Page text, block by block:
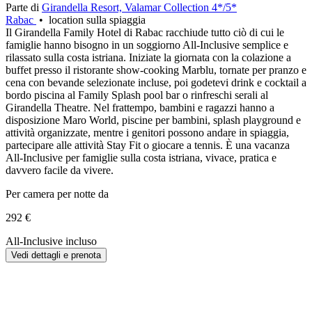
Parte di Girandella Resort, Valamar Collection 4*/5*
Rabac • location sulla spiaggia
Il Girandella Family Hotel di Rabac racchiude tutto ciò di cui le
famiglie hanno bisogno in un soggiorno All-Inclusive semplice e
rilassato sulla costa istriana. Iniziate la giornata con la colazione a
buffet presso il ristorante show-cooking Marblu, tornate per pranzo e
cena con bevande selezionate incluse, poi godetevi drink e cocktail a
bordo piscina al Family Splash pool bar o rinfreschi serali al
Girandella Theatre. Nel frattempo, bambini e ragazzi hanno a
disposizione Maro World, piscine per bambini, splash playground e
attività organizzate, mentre i genitori possono andare in spiaggia,
partecipare alle attività Stay Fit o giocare a tennis. È una vacanza
All-Inclusive per famiglie sulla costa istriana, vivace, pratica e
davvero facile da vivere.
Per camera per notte da
292 €
All-Inclusive incluso
Vedi dettagli e prenota